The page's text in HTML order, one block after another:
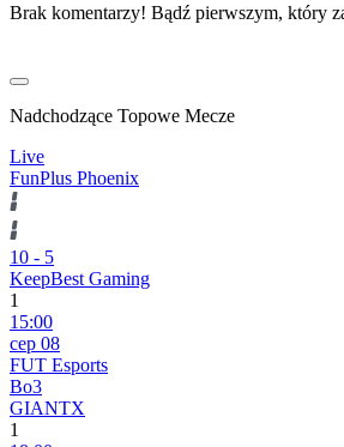
Brak komentarzy! Bądź pierwszym, który
Nadchodzące Topowe Mecze
Live
FunPlus Phoenix
10 - 5
KeepBest Gaming
1
15:00
сер 08
FUT Esports
Bo3
GIANTX
1